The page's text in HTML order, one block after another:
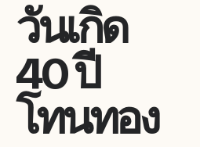
วันเกิด
40 ปี
โทนทอง